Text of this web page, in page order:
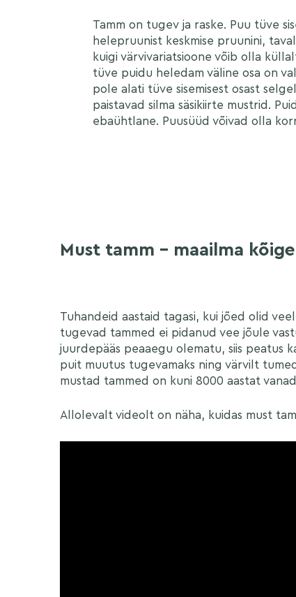
Tamm on tugev ja raske. Puu tüve
helepruunist keskmise pruunini,
kuigi värvivariatsioone võib olla
tüve puidu heledam väline osa on
pole alati tüve sisemisest osast
paistavad silma säsikiirte mustrid.
ebaühtlane. Puusüüd võivad olla
Must tamm – maailma
Tuhandeid aastaid tagasi, kui jõed olid
tugevad tammed ei pidanud vee jõule
juurdepääs peaaegu olematu, siis peatus
puit muutus tugevamaks ning värvilt
mustad tammed on kuni 8000 aastat
Allolevalt videolt on näha, kuidas must